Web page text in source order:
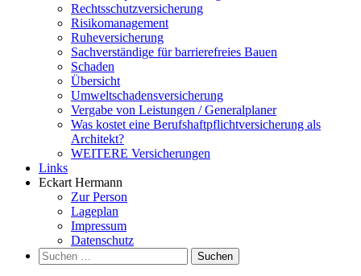
Rechtsschutzversicherung
Risikomanagement
Ruheversicherung
Sachverständige für barrierefreies Bauen
Schaden
Übersicht
Umweltschadensversicherung
Vergabe von Leistungen / Generalplaner
Was kostet eine Berufshaftpflichtversicherung als
Architekt?
WEITERE Versicherungen
Links
Eckart Hermann
Zur Person
Lageplan
Impressum
Datenschutz
Suchen
nach: